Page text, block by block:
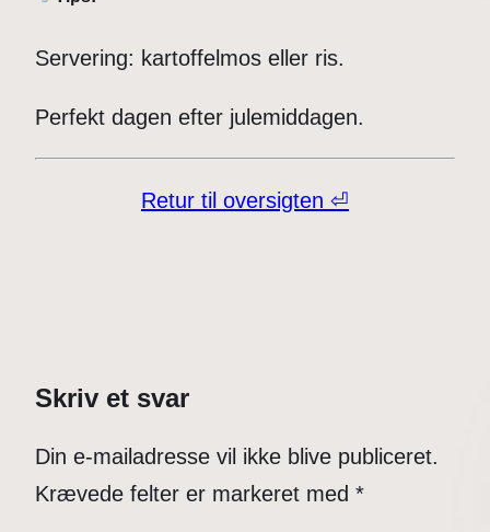
Servering: kartoffelmos eller ris.
Perfekt dagen efter julemiddagen.
Retur til oversigten ⏎
Skriv et svar
Din e-mailadresse vil ikke blive publiceret.
Krævede felter er markeret med *